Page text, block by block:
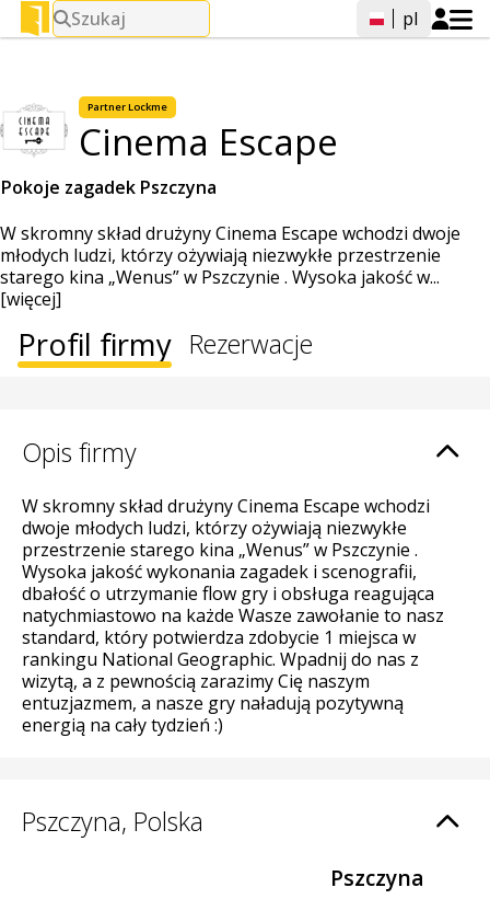
Szukaj pl
Partner Lockme
Cinema Escape
Pokoje zagadek Pszczyna
W skromny skład drużyny Cinema Escape wchodzi dwoje
młodych ludzi, którzy ożywiają niezwykłe przestrzenie
starego kina „Wenus” w Pszczynie . Wysoka jakość w...
[więcej]
Profil firmy Rezerwacje
Opis firmy
W skromny skład drużyny Cinema Escape wchodzi
dwoje młodych ludzi, którzy ożywiają niezwykłe
przestrzenie starego kina „Wenus” w Pszczynie .
Wysoka jakość wykonania zagadek i scenografii,
dbałość o utrzymanie flow gry i obsługa reagująca
natychmiastowo na każde Wasze zawołanie to nasz
standard, który potwierdza zdobycie 1 miejsca w
rankingu National Geographic. Wpadnij do nas z
wizytą, a z pewnością zarazimy Cię naszym
entuzjazmem, a nasze gry naładują pozytywną
energią na cały tydzień :)
Pszczyna, Polska
Pszczyna